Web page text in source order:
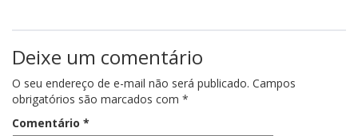
Deixe um comentário
O seu endereço de e-mail não será publicado. Campos
obrigatórios são marcados com *
Comentário *